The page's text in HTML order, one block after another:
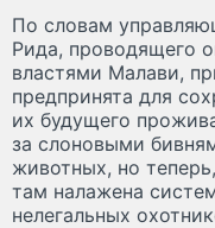
По словам
Рида, проводящего
властями Малави,
предпринята для
их будущего
за слоновыми
животных, но
там налажена
нелегальных